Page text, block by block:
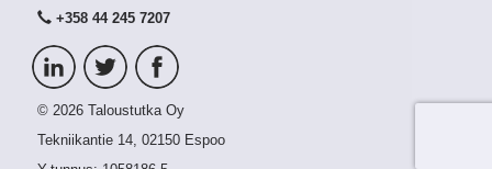
+358 44 245 7207
© 2026 Taloustutka Oy
Tekniikantie 14, 02150 Espoo